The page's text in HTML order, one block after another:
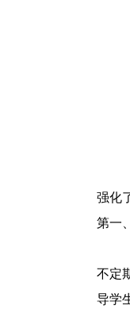
强化
第一
不定
导学